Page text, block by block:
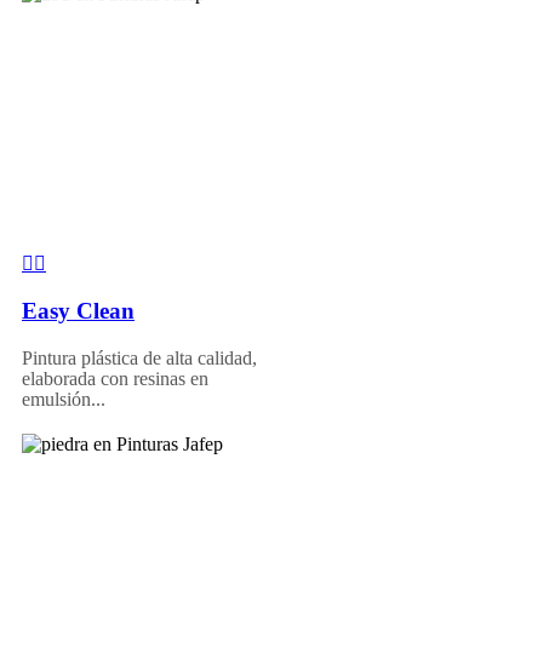
Easy Clean
Pintura plástica de alta calidad,
elaborada con resinas en
emulsión...